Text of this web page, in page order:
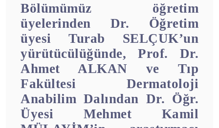
Bölümümüz öğretim
üyelerinden Dr. Öğretim
üyesi Turab SELÇUK’un
yürütücülüğünde, Prof. Dr.
Ahmet ALKAN ve Tıp
Fakültesi Dermatoloji
Anabilim Dalından Dr. Öğr.
Üyesi Mehmet Kamil